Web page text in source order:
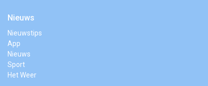
Nieuws
Nieuwstips
App
Nieuws
Sport
Het Weer